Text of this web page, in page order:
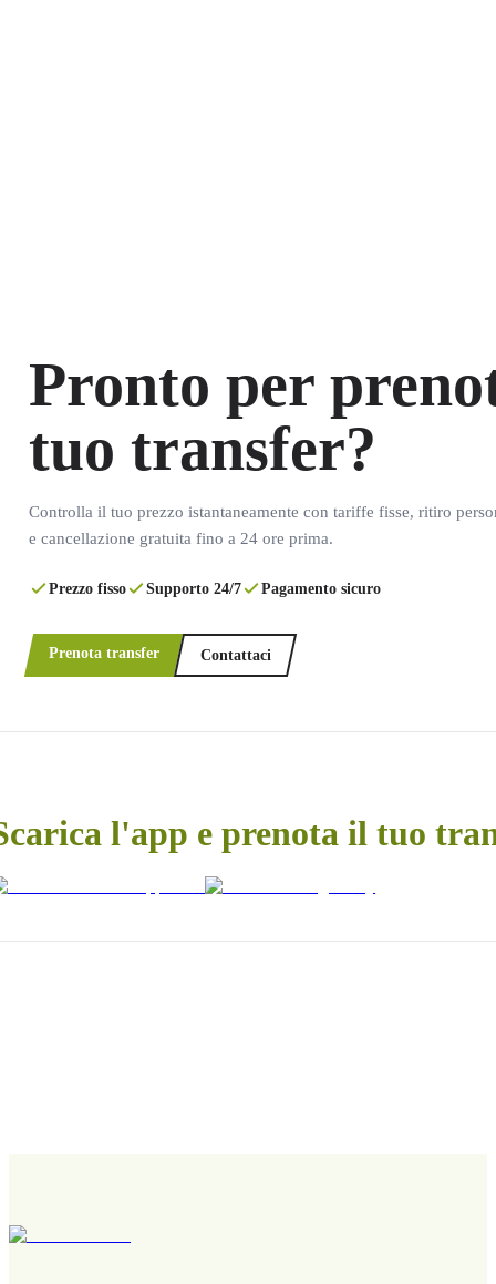
Pronto per
tuo transfer?
Controlla il tuo prezzo istantaneamente con tariffe fisse, ritiro
e cancellazione gratuita fino a 24 ore prima.
Prezzo fisso Supporto 24/7 Pagamento sicuro
Prenota transfer Contattaci
l'app e prenota il tuo